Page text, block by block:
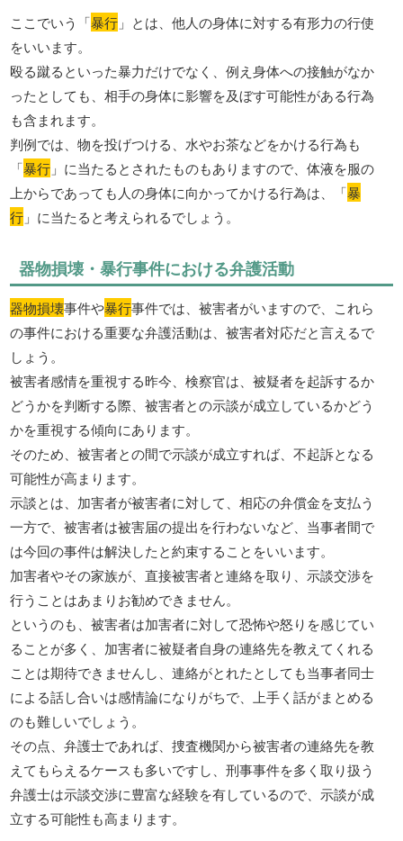
ここでいう「暴行 」とは、他人の身体に対する有形力の行使
をいいます。
殴る蹴るといった暴力だけでなく、例え身体への接触がなか
ったとしても、相手の身体に影響を及ぼす可能性がある行為
も含まれます。
判例では、物を投げつける、水やお茶などをかける行為も
「暴行 」に当たるとされたものもありますので、体液を服の
上からであっても人の身体に向かってかける行為は、「暴
行 」に当たると考えられるでしょう。
器物損壊・暴行事件における弁護活動
器物損壊事件や暴行事件では、被害者がいますので、これら
の事件における重要な弁護活動は、被害者対応だと言えるで
しょう。
被害者感情を重視する昨今、検察官は、被疑者を起訴するか
どうかを判断する際、被害者との示談が成立しているかどう
かを重視する傾向にあります。
そのため、被害者との間で示談が成立すれば、不起訴となる
可能性が高まります。
示談とは、加害者が被害者に対して、相応の弁償金を支払う
一方で、被害者は被害届の提出を行わないなど、当事者間で
は今回の事件は解決したと約束することをいいます。
加害者やその家族が、直接被害者と連絡を取り、示談交渉を
行うことはあまりお勧めできません。
というのも、被害者は加害者に対して恐怖や怒りを感じてい
ることが多く、加害者に被疑者自身の連絡先を教えてくれる
ことは期待できませんし、連絡がとれたとしても当事者同士
による話し合いは感情論になりがちで、上手く話がまとめる
のも難しいでしょう。
その点、弁護士であれば、捜査機関から被害者の連絡先を教
えてもらえるケースも多いですし、刑事事件を多く取り扱う
弁護士は示談交渉に豊富な経験を有しているので、示談が成
立する可能性も高まります。